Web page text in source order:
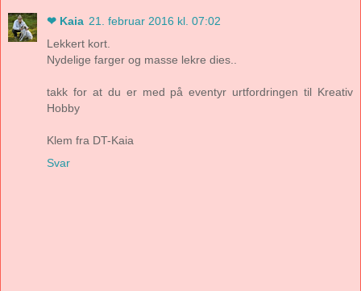
❤ Kaia 21. februar 2016 kl. 07:02
Lekkert kort.
Nydelige farger og masse lekre dies..
takk for at du er med på eventyr urtfordringen til Kreativ
Hobby
Klem fra DT-Kaia
Svar